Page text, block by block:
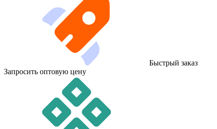
Быстрый заказ
Запросить оптовую цену